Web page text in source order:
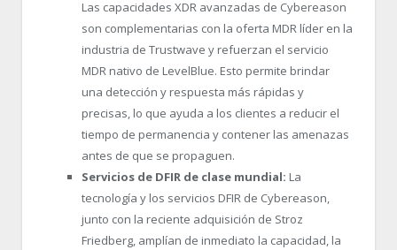
Las capacidades XDR avanzadas de Cybereason
son complementarias con la oferta MDR líder en la
industria de Trustwave y refuerzan el servicio
MDR nativo de LevelBlue. Esto permite brindar
una detección y respuesta más rápidas y
precisas, lo que ayuda a los clientes a reducir el
tiempo de permanencia y contener las amenazas
antes de que se propaguen.
Servicios de DFIR de clase mundial: La
tecnología y los servicios DFIR de Cybereason,
junto con la reciente adquisición de Stroz
Friedberg, amplían de inmediato la capacidad, la